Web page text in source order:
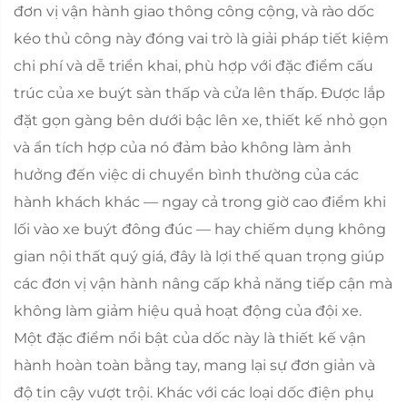
đơn vị vận hành giao thông công cộng, và rào dốc
kéo thủ công này đóng vai trò là giải pháp tiết kiệm
chi phí và dễ triển khai, phù hợp với đặc điểm cấu
trúc của xe buýt sàn thấp và cửa lên thấp. Được lắp
đặt gọn gàng bên dưới bậc lên xe, thiết kế nhỏ gọn
và ẩn tích hợp của nó đảm bảo không làm ảnh
hưởng đến việc di chuyển bình thường của các
hành khách khác — ngay cả trong giờ cao điểm khi
lối vào xe buýt đông đúc — hay chiếm dụng không
gian nội thất quý giá, đây là lợi thế quan trọng giúp
các đơn vị vận hành nâng cấp khả năng tiếp cận mà
không làm giảm hiệu quả hoạt động của đội xe.
Một đặc điểm nổi bật của dốc này là thiết kế vận
hành hoàn toàn bằng tay, mang lại sự đơn giản và
độ tin cậy vượt trội. Khác với các loại dốc điện phụ